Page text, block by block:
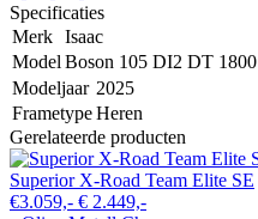
Specificaties
Merk Isaac
Model Boson 105 DI2 DT 1800
Modeljaar 2025
FrametypeHeren
Gerelateerde producten
Superior X-Road Team Elite SE
€3.059,- € 2.449,-